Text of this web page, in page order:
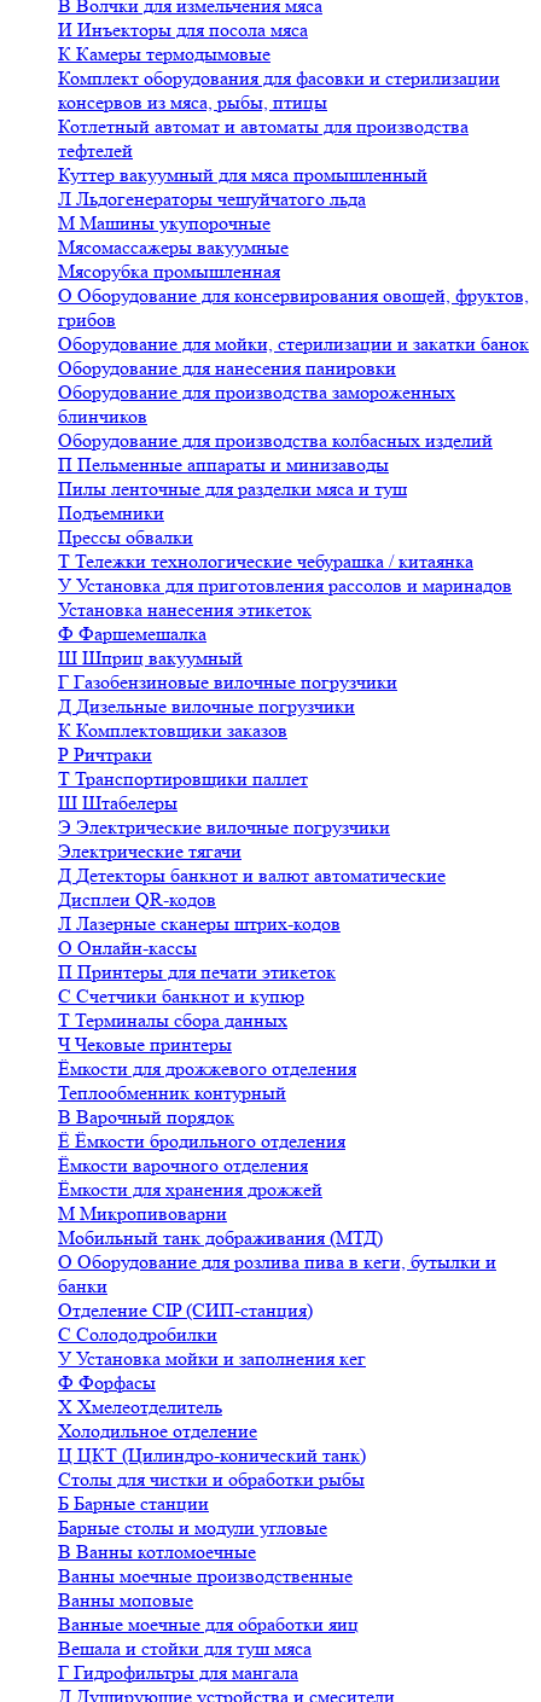
В Волчки для измельчения мяса
И Инъекторы для посола мяса
К Камеры термодымовые
Комплект оборудования для фасовки и стерилизации
консервов из мяса, рыбы, птицы
Котлетный автомат и автоматы для производства
тефтелей
Куттер вакуумный для мяса промышленный
Л Льдогенераторы чешуйчатого льда
М Машины укупорочные
Мясомассажеры вакуумные
Мясорубка промышленная
О Оборудование для консервирования овощей, фруктов,
грибов
Оборудование для мойки, стерилизации и закатки банок
Оборудование для нанесения панировки
Оборудование для производства замороженных
блинчиков
Оборудование для производства колбасных изделий
П Пельменные аппараты и минизаводы
Пилы ленточные для разделки мяса и туш
Подъемники
Прессы обвалки
Т Тележки технологические чебурашка / китаянка
У Установка для приготовления рассолов и маринадов
Установка нанесения этикеток
Ф Фаршемешалка
Ш Шприц вакуумный
Г Газобензиновые вилочные погрузчики
Д Дизельные вилочные погрузчики
К Комплектовщики заказов
Р Ричтраки
Т Транспортировщики паллет
Ш Штабелеры
Э Электрические вилочные погрузчики
Электрические тягачи
Д Детекторы банкнот и валют автоматические
Дисплеи QR-кодов
Л Лазерные сканеры штрих-кодов
О Онлайн-кассы
П Принтеры для печати этикеток
С Счетчики банкнот и купюр
Т Терминалы сбора данных
ЧЧековые принтеры
Ёмкости для дрожжевого отделения
Теплообменник контурный
В Варочный порядок
Ё Ёмкости бродильного отделения
Ёмкости варочного отделения
Ёмкости для хранения дрожжей
М Микропивоварни
Мобильный танк дображивания (МТД)
О Оборудование для розлива пива в кеги, бутылки и
банки
Отделение CIP (СИП-станция)
С Солододробилки
У Установка мойки и заполнения кег
Ф Форфасы
Х Хмелеотделитель
Холодильное отделение
Ц ЦКТ (Цилиндро-конический танк)
Столы для чистки и обработки рыбы
Б Барные станции
Барные столы и модули угловые
В Ванны котломоечные
Ванны моечные производственные
Ванны моповые
Ванные моечные для обработки яиц
Вешала и стойки для туш мяса
Г Гидрофильтры для мангала
Д Душирующие устройства и смесители